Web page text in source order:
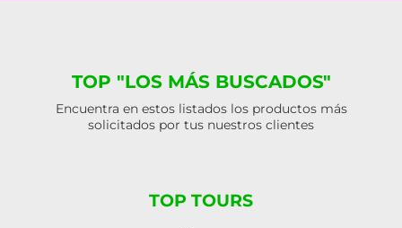
TOP "LOS MÁS BUSCADOS"
Encuentra en estos listados los productos más
solicitados por tus nuestros clientes
TOP TOURS